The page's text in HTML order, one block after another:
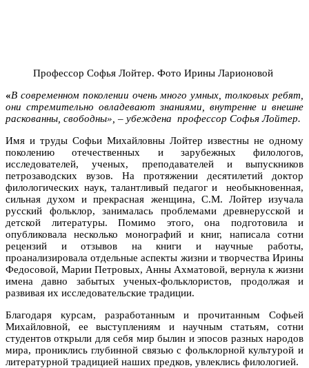
Профессор Софья Лойтер. Фото Ирины Ларионовой
«В современном поколении очень много умных, толковых ребят,
они стремительно овладевают знаниями, внутренне и внешне
раскованны, свободны», – убеждена профессор Софья Лойтер.
Имя и труды Софьи Михайловны Лойтер известны не одному
поколению отечественных и зарубежных филологов,
исследователей, ученых, преподавателей и выпускников
петрозаводских вузов. На протяжении десятилетий доктор
филологических наук, талантливый педагог и необыкновенная,
сильная духом и прекрасная женщина, С.М. Лойтер изучала
русский фольклор, занималась проблемами древнерусской и
детской литературы. Помимо этого, она подготовила и
опубликовала несколько монографий и книг, написала сотни
рецензий и отзывов на книги и научные работы,
проанализировала отдельные аспекты жизни и творчества Ирины
Федосовой, Марии Петровых, Анны Ахматовой, вернула к жизни
имена давно забытых ученых-фольклористов, продолжая и
развивая их исследовательские традиции.
Благодаря курсам, разработанным и прочитанным Софьей
Михайловной, ее выступлениям и научным статьям, сотни
студентов открыли для себя мир былин и эпосов разных народов
мира, прониклись глубинной связью с фольклорной культурой и
литературной традицией наших предков, увлеклись филологией.